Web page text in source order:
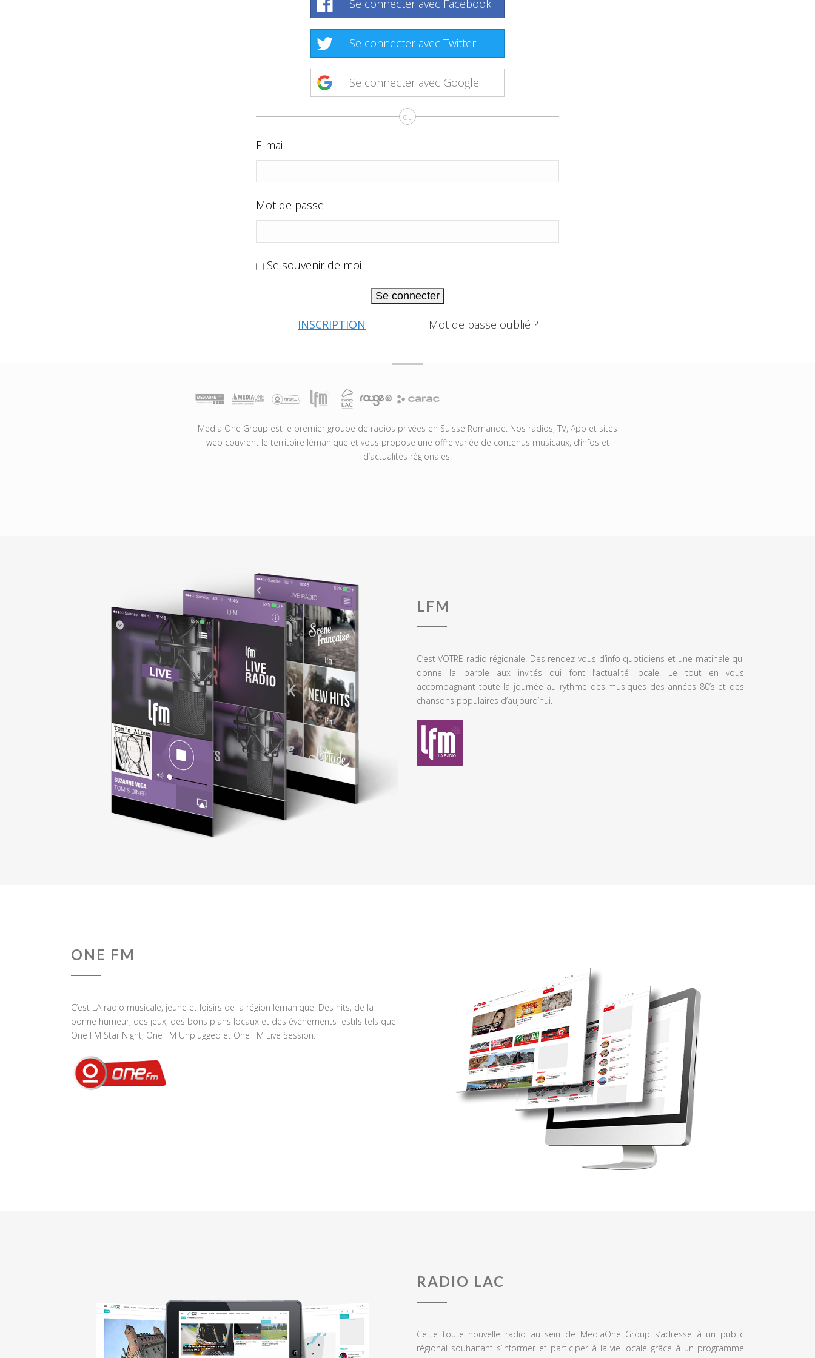
Se connecter avec Facebook
Se connecter avec Twitter
Se connecter avec Google
ou
E-mail
Mot de passe
Se souvenir de moi
Se connecter
INSCRIPTION Mot de passe oublié ?
Media One Group est le premier groupe de radios privées en Suisse Romande. Nos radios, TV, App et sites
web couvrent le territoire lémanique et vous propose une offre variée de contenus musicaux, d’infos et
d’actualités régionales.
LFM
C’est VOTRE radio régionale. Des rendez-vous d’info quotidiens et une matinale qui
donne la parole aux invités qui font l’actualité locale. Le tout en vous
accompagnant toute la journée au rythme des musiques des années 80’s et des
chansons populaires d’aujourd’hui.
ONE FM
C’est LA radio musicale, jeune et loisirs de la région lémanique. Des hits, de la
bonne humeur, des jeux, des bons plans locaux et des événements festifs tels que
One FM Star Night, One FM Unplugged et One FM Live Session.
RADIO LAC
Cette toute nouvelle radio au sein de MediaOne Group s’adresse à un public
régional souhaitant s’informer et participer à la vie locale grâce à un programme